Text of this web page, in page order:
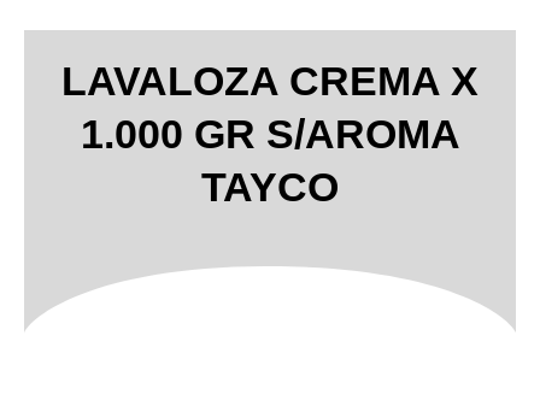
LAVALOZA CREMA X
1.000 GR S/AROMA
TAYCO